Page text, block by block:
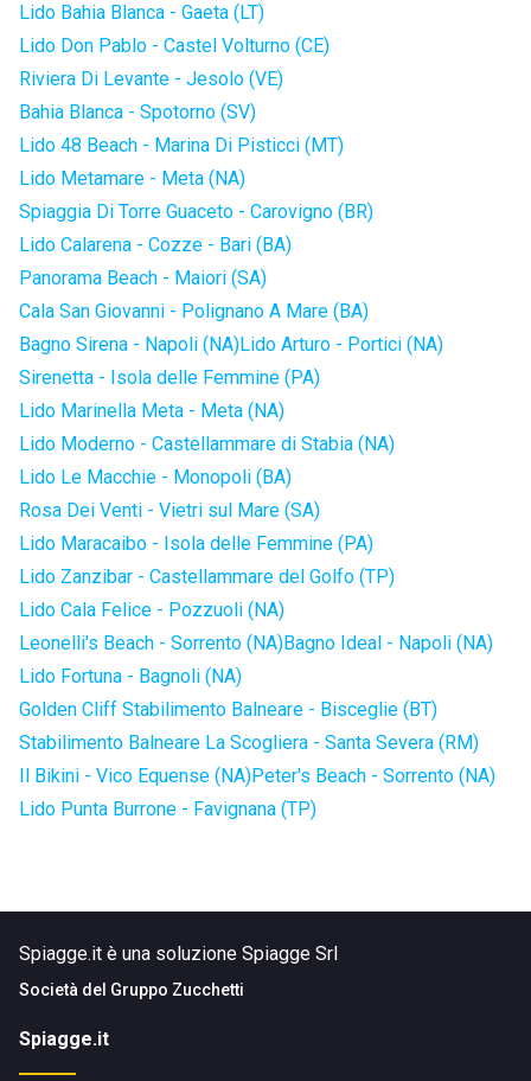
Lido Bahia Blanca - Gaeta (LT)
Lido Don Pablo - Castel Volturno (CE)
Riviera Di Levante - Jesolo (VE)
Bahia Blanca - Spotorno (SV)
Lido 48 Beach - Marina Di Pisticci (MT)
Lido Metamare - Meta (NA)
Spiaggia Di Torre Guaceto - Carovigno (BR)
Lido Calarena - Cozze - Bari (BA)
Panorama Beach - Maiori (SA)
Cala San Giovanni - Polignano A Mare (BA)
Bagno Sirena - Napoli (NA)Lido Arturo - Portici (NA)
Sirenetta - Isola delle Femmine (PA)
Lido Marinella Meta - Meta (NA)
Lido Moderno - Castellammare di Stabia (NA)
Lido Le Macchie - Monopoli (BA)
Rosa Dei Venti - Vietri sul Mare (SA)
Lido Maracaibo - Isola delle Femmine (PA)
Lido Zanzibar - Castellammare del Golfo (TP)
Lido Cala Felice - Pozzuoli (NA)
Leonelli's Beach - Sorrento (NA)Bagno Ideal - Napoli (NA)
Lido Fortuna - Bagnoli (NA)
Golden Cliff Stabilimento Balneare - Bisceglie (BT)
Stabilimento Balneare La Scogliera - Santa Severa (RM)
Il Bikini - Vico Equense (NA)Peter's Beach - Sorrento (NA)
Lido Punta Burrone - Favignana (TP)
Spiagge.it è una soluzione Spiagge Srl
Società del Gruppo Zucchetti
Spiagge.it